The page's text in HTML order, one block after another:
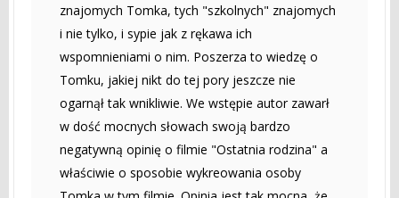
znajomych Tomka, tych "szkolnych" znajomych
i nie tylko, i sypie jak z rękawa ich
wspomnieniami o nim. Poszerza to wiedzę o
Tomku, jakiej nikt do tej pory jeszcze nie
ogarnął tak wnikliwie. We wstępie autor zawarł
w dość mocnych słowach swoją bardzo
negatywną opinię o filmie "Ostatnia rodzina" a
właściwie o sposobie wykreowania osoby